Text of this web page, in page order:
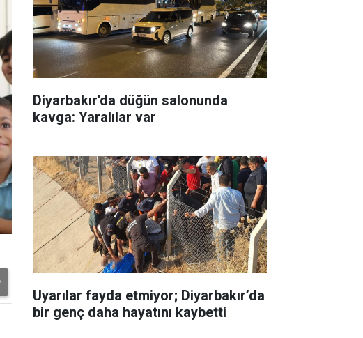
Diyarbakır'da düğün salonunda
kavga: Yaralılar var
Uyarılar fayda etmiyor; Diyarbakır’da
bir genç daha hayatını kaybetti